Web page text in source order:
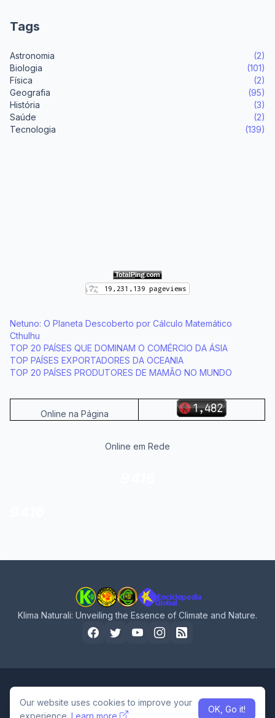
Tags
Astronomia
(2)
Biologia
(101)
Física
(2)
Geografia
(95)
História
(3)
Saúde
(2)
Tecnologia
(139)
Netuno: O Planeta Descoberto por Cálculo Matemático
Cthulhu
TOP 20 PAÍSES QUE DOMINAM O COMÉRCIO DA ÁSIA
TOP PAÍSES EXPORTADORES DA OCEANIA
TOP 20 PAÍSES PRODUTORES DE MAMÃO NO MUNDO
Online na Página
Online em Rede
Klima Naturali: Unveiling the Essence of Climate and Nature.
Design by -Pro Blogger Templates
Our website uses cookies to improve your
experience. Learn more
OK, Go it!